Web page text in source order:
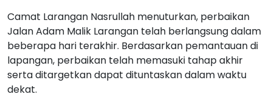
Camat Larangan Nasrullah menuturkan, perbaikan
Jalan Adam Malik Larangan telah berlangsung dalam
beberapa hari terakhir. Berdasarkan pemantauan di
lapangan, perbaikan telah memasuki tahap akhir
serta ditargetkan dapat dituntaskan dalam waktu
dekat.